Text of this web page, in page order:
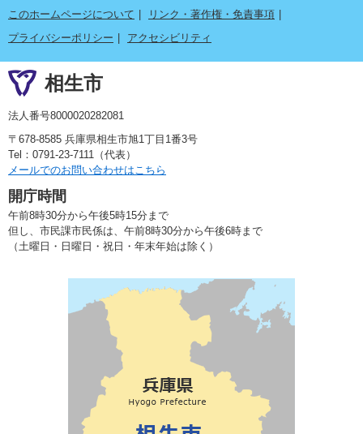
このホームページについて
リンク・著作権・免責事項
プライバシーポリシー
アクセシビリティ
相生市
法人番号8000020282081
〒678-8585 兵庫県相生市旭1丁目1番3号
Tel：0791-23-7111（代表）
メールでのお問い合わせはこちら
開庁時間
午前8時30分から午後5時15分まで
但し、市民課市民係は、午前8時30分から午後6時まで
（土曜日・日曜日・祝日・年末年始は除く）